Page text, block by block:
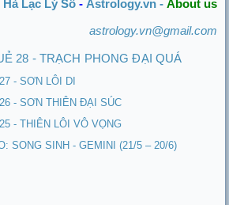
Hà Lạc Lý Số- Astrology.vn - About us
astrology.vn@gmail.com
28 - TRẠCH PHONG ĐẠI QUÁ
- SƠN LÔI DI
- SƠN THIÊN ĐẠI SÚC
- THIÊN LÔI VÔ VỌNG
SONG SINH - GEMINI (21/5 – 20/6)